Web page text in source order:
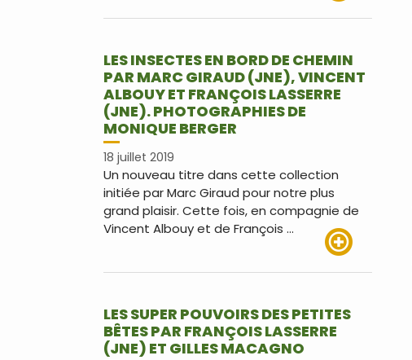
LES INSECTES EN BORD DE CHEMIN
PAR MARC GIRAUD (JNE), VINCENT
ALBOUY ET FRANÇOIS LASSERRE
(JNE). PHOTOGRAPHIES DE
MONIQUE BERGER
18 juillet 2019
Un nouveau titre dans cette collection
initiée par Marc Giraud pour notre plus
grand plaisir. Cette fois, en compagnie de
Vincent Albouy et de François …
LES SUPER POUVOIRS DES PETITES
BÊTES PAR FRANÇOIS LASSERRE
(JNE) ET GILLES MACAGNO